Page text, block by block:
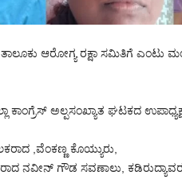
ತಾಲೂಕು ಆರೋಗ್ಯ ರಕ್ಷಾ ಸಮಿತಿಗೆ ಎಂಟು
ಕಾಂಗ್ರೆಸ್ ಅಲ್ಪಸಂಖ್ಯಾತ ಘಟಕದ
,ವೆಂಕಣ್ಣ ಕೊಯ್ಯುರು,
ನವೀನ್ ಗೌಡ ಸವಣಾಲು,